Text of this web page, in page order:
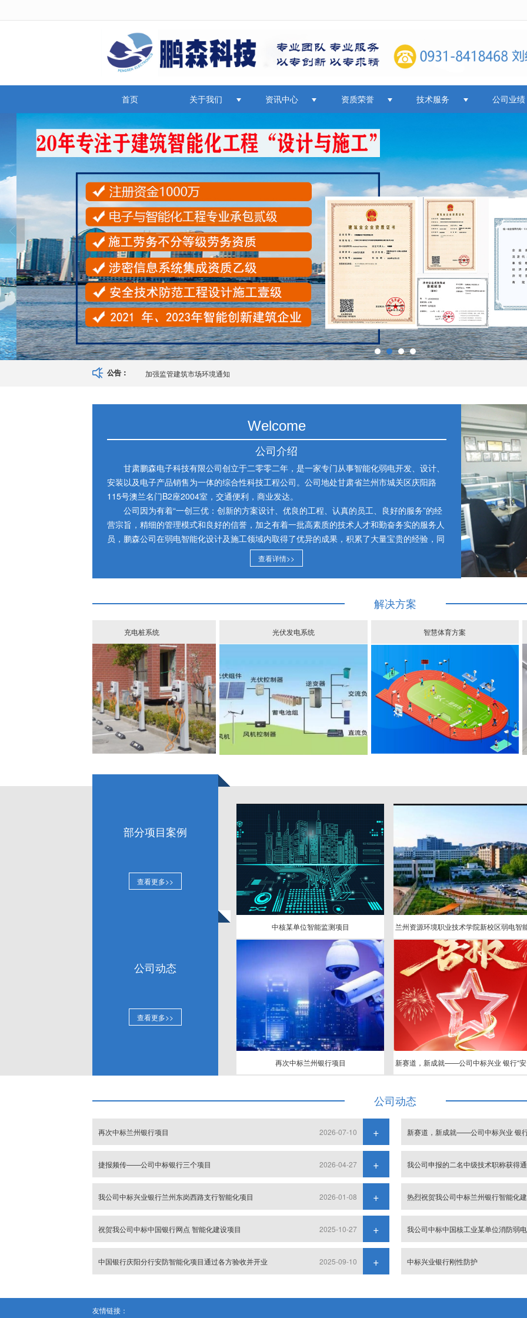
首页 关于我们 资讯中心 资质荣誉 技术服务 公司业绩
公告： 加强监管建筑市场环境通知
Welcome
公司介绍
甘肃鹏森电子科技有限公司创立于二零零二年，是一家专门从事智能化弱电开发、设计、
安装以及电子产品销售为一体的综合性科技工程公司。公司地处甘肃省兰州市城关区庆阳路
115号澳兰名门B2座2004室，交通便利，商业发达。
公司因为有着“一创三优：创新的方案设计、优良的工程、认真的员工、良好的服务”的经
营宗旨，精细的管理模式和良好的信誉，加之有着一批高素质的技术人才和勤奋务实的服务人
员，鹏森公司在弱电智能化设计及施工领域内取得了优异的成果，积累了大量宝贵的经验，同
公司管理层深知，任何时候，质量是生存之本。为了让公司能获得更长远的发展，我们只有脚
踏实地做好每一项工程，诚恳认真的去对待每一次合作。充分利用自身积累的开发理念和丰富
神、诚实守信的企业荣誉、互惠互利共同发展的双赢局面，始终坚持质量保证，服务至上的宗
旨，注重把不断出现新技术和贴心的服务与顾客的实际需求结合起来，提供富有创意的个性化
设计和精良项目，用良好的技术和体贴的服务赢得了新老顾客的信任与支持。
公司承接省内外各类大中型弱电工程的勘察、设计、施工项目，对承接的工程实行全过程项目
化管理，从勘察设计、工程立项、技术交底、工程施工、项目竣工，实行质量监督和保障以及
系统化的管理。工程项目涵盖企业、酒店、院校、住宅小区、医院、工厂等诸多领域。
【经营范围】
一、建筑智能化工程
l 广播系统工程
l 音响控制系统工程
二、安全技术防范工程设计与施工；
四、计算机技术服务与技术咨询；
七、建筑装修装饰工程；
八、消防设备安装工程；
计算机软硬件、教学管理软件、安检产品、通信设备、机房设备、机房精密空调、不间断电
源、电子产品、机电产品、精密检验仪器及检验设备、
电脑及配件、电脑周边设备、电脑耗材、打印设备、办公设备。
实验室设备、通讯产品、制冷设备、仪器仪表、通用机械、数码产品的销售安装；文化办公用
查看详情>>
解决方案
充电桩系统 光伏发电系统 智慧体育方案
部分项目案例
查看更多>>
中核某单位智能监测项目
公司动态
查看更多>>
再次中标兰州银行项目 新赛
公司动态
2026-07-10
再次中标兰州银行项目 新赛道，新成就——公司中标兴业 银
2026-04-27
捷报频传——公司中标银行三个项目 我公司申报的二名中级技术职称获得
2026-01-08
我公司中标兴业银行兰州东岗西路支行智能化项目 热烈祝贺我公司中标兰州银行智能化
2025-10-27
祝贺我公司中标中国银行网点 智能化建设项目 我公司中标中国核工业某单位消防弱
2025-09-10
中国银行庆阳分行安防智能化项目通过各方验收并开业 中标兴业银行刚性防护
友情链接：